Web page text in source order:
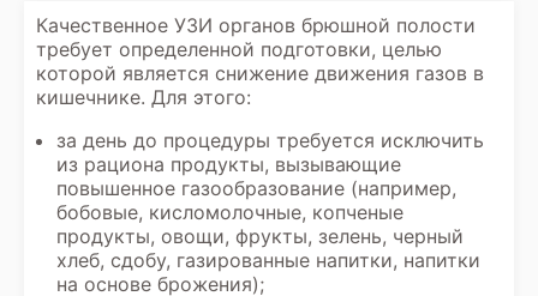
Качественное УЗИ органов брюшной полости
требует определенной подготовки, целью
которой является снижение движения газов в
кишечнике. Для этого:
за день до процедуры требуется исключить
из рациона продукты, вызывающие
повышенное газообразование (например,
бобовые, кисломолочные, копченые
продукты, овощи, фрукты, зелень, черный
хлеб, сдобу, газированные напитки, напитки
на основе брожения);